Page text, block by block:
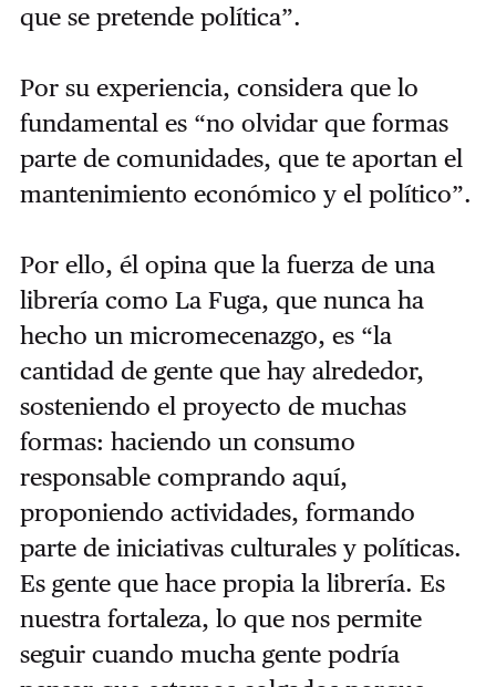
que se pretende política”.
Por su experiencia, considera que lo
fundamental es “no olvidar que formas
parte de comunidades, que te aportan el
mantenimiento económico y el político”.
Por ello, él opina que la fuerza de una
librería como La Fuga, que nunca ha
hecho un micromecenazgo, es “la
cantidad de gente que hay alrededor,
sosteniendo el proyecto de muchas
formas: haciendo un consumo
responsable comprando aquí,
proponiendo actividades, formando
parte de iniciativas culturales y políticas.
Es gente que hace propia la librería. Es
nuestra fortaleza, lo que nos permite
seguir cuando mucha gente podría